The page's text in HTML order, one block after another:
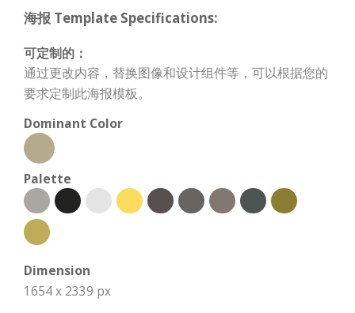
海报 Template Specifications:
可定制的：
通过更改内容，替换图像和设计组件等，可以根据您的
要求定制此海报模板。
Dominant Color
Palette
Dimension
1654 x 2339 px